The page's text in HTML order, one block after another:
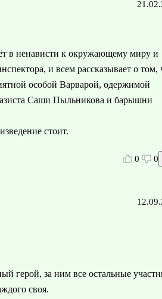
в ненависти к окружающему миру и
и всем рассказывает о том,
особой Варварой, одержимой
Саши Пыльникова и барышни
стоит.
0 0
герой, за ним все остальные
своя.